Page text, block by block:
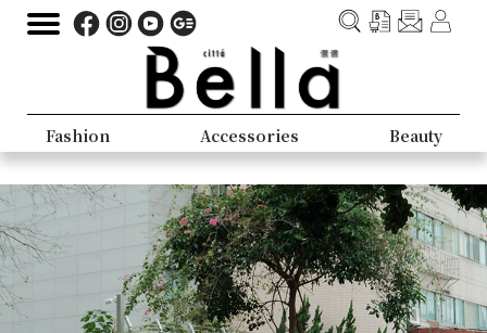
Fashion Accessories Beauty